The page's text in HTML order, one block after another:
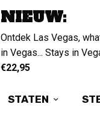
NIEUW:
Ontdek Las Vegas,
in Vegas... Stays in
€22,95
STATEN